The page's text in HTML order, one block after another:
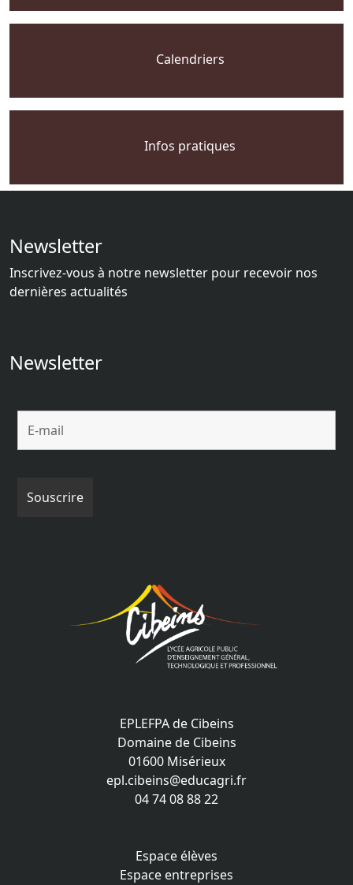
Calendriers
Infos pratiques
Newsletter
Inscrivez-vous à notre newsletter pour recevoir nos
dernières actualités
Newsletter
EPLEFPA de Cibeins
Domaine de Cibeins
01600 Misérieux
epl.cibeins@educagri.fr
04 74 08 88 22
Espace élèves
Espace entreprises